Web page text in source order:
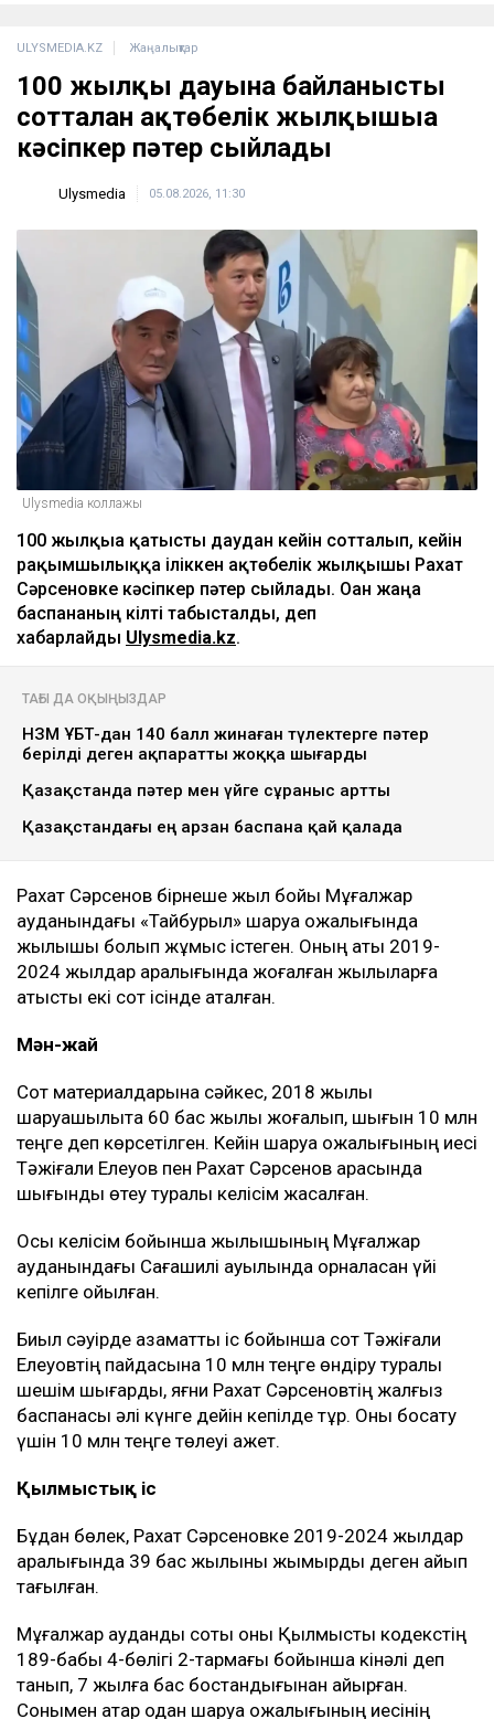
ULYSMEDIA.KZ Жаңалықтар
100 жылқы дауына байланысты
сотталған ақтөбелік жылқышыға
кәсіпкер пәтер сыйлады
05.08.2026, 11:30
Ulysmedia коллажы
100 жылқыға қатысты даудан кейін сотталып, кейін
рақымшылыққа іліккен ақтөбелік жылқышы Рахат
Сәрсеновке кәсіпкер пәтер сыйлады. Оған жаңа
ТАҒЫ ДА ОҚЫҢЫЗДАР
НЗМ ҰБТ-дан 140 балл жинаған түлектерге пәтер
берілді деген ақпаратты жоққа шығарды
Қазақстанда пәтер мен үйге сұраныс артты
Рахат Сәрсенов бірнеше жыл бойы Мұғалжар
ауданындағы «Тайбурыл» шаруа қожалығында
жылқышы болып жұмыс істеген. Оның аты 2019-
қатысты екі сот ісінде аталған.
Мән-жай
Сот материалдарына сәйкес, 2018 жылы
шаруашылықта 60 бас жылқы жоғалып, шығын 10 млн
теңге деп көрсетілген. Кейін шаруа қожалығының иесі
шығынды өтеу туралы келісім жасалған.
Осы келісім бойынша жылқышының Мұғалжар
кепілге қойылған.
Биыл сәуірде азаматтық іс бойынша сот Тәжіғали
Елеуовтің пайдасына 10 млн теңге өндіру туралы
шешім шығарды, яғни Рахат Сәрсеновтің жалғыз
үшін 10 млн теңге төлеуі қажет.
Қылмыстық іс
Бұдан бөлек, Рахат Сәрсеновке 2019-2024 жылдар
тағылған.
Мұғалжар аудандық соты оны Қылмыстық кодекстің
189-бабы 4-бөлігі 2-тармағы бойынша кінәлі деп